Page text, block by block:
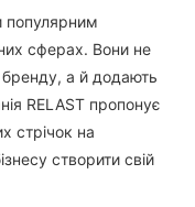
популярним
сферах. Вони не
бренду, а й додають
RELAST пропонує
стрічок на
створити свій